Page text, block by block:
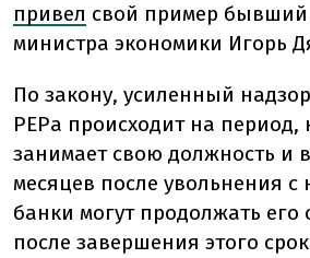
привел свой пример бывший
министра экономики Игорь
По закону, усиленный
PEPа происходит на период,
занимает свою должность и
месяцев после увольнения с
банки могут продолжать его
после завершения этого